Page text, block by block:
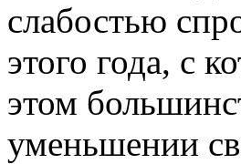
слабостью
этого года, с
этом
уменьшении